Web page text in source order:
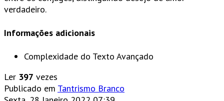
verdadeiro.
Informações adicionais
Complexidade do Texto Avançado
Ler 397 vezes
Publicado em Tantrismo Branco